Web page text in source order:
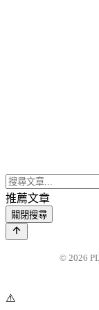
推薦文章
關閉搜尋
© 2026
⚠️